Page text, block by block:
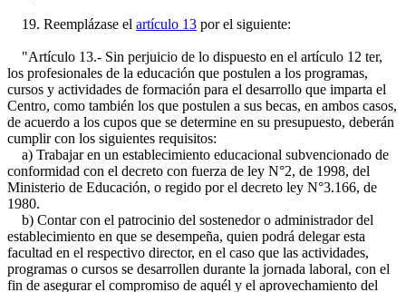
19. Reemplázase el artículo 13 por el siguiente:
"Artículo 13.- Sin perjuicio de lo dispuesto en el artículo 12 ter,
los profesionales de la educación que postulen a los programas,
cursos y actividades de formación para el desarrollo que imparta el
Centro, como también los que postulen a sus becas, en ambos casos,
de acuerdo a los cupos que se determine en su presupuesto, deberán
cumplir con los siguientes requisitos:
a) Trabajar en un establecimiento educacional subvencionado de
conformidad con el decreto con fuerza de ley N°2, de 1998, del
Ministerio de Educación, o regido por el decreto ley N°3.166, de
1980.
b) Contar con el patrocinio del sostenedor o administrador del
establecimiento en que se desempeña, quien podrá delegar esta
facultad en el respectivo director, en el caso que las actividades,
programas o cursos se desarrollen durante la jornada laboral, con el
fin de asegurar el compromiso de aquél y el aprovechamiento del